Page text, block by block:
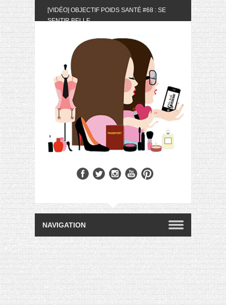
[VIDÉO] OBJECTIF POIDS SANTÉ #68 : SE
SENTIR BELLE
MOIS DE MAI 2024
[VIDÉO] UNBOXING : LES MY LITTLE &
BIOTYFULL BOX DU MOIS DE MAI 2024 FEAT.
AKILA
[VIDÉO] LA SÉLECTION DU MOIS #AVRIL2024
[VIDÉO] QUITOQUE #10 : MEAL PREP &
CONVIVIALITÉ
[VIDÉO] UNBOXING : LES MY LITTLE &
BIOTYFULL BOX DU MOIS D’AVRIL 2024
FEAT. AKILA
[VIDÉO] OBJECTIF POIDS SANTÉ #67 : L’AVIS
[VIDÉO] UNBOXING : LES MY LITTLE &
[VIDÉO] LA SÉLECTION DU MOIS
#JANVIER2024
RECETTES RISOTTO